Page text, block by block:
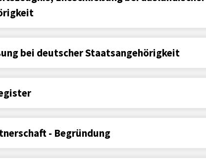
bei deutscher Staatsangehörigkeit
- Begründung